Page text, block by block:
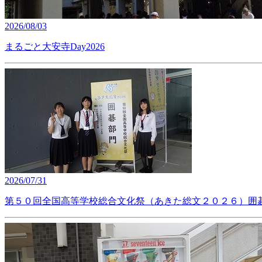
2026/08/03
まるごと大安寺Day2026
2026/07/31
第５０回全国高等学校総合文化祭（あきた総文２０２６）囲